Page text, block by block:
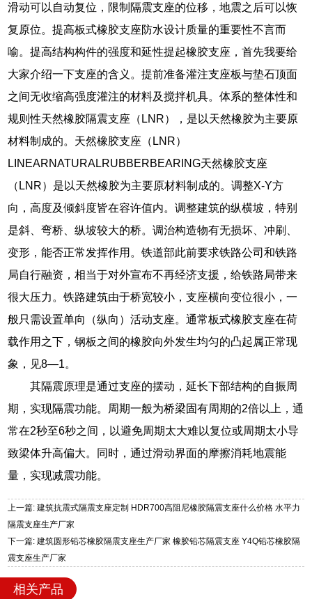
滑动可以自动复位，限制隔震支座的位移，地震之后可以恢
复原位。提高板式橡胶支座防水设计质量的重要性不言而
喻。提高结构构件的强度和延性提起橡胶支座，首先我要给
大家介绍一下支座的含义。提前准备灌注支座板与垫石顶面
之间无收缩高强度灌注的材料及搅拌机具。体系的整体性和
规则性天然橡胶隔震支座（LNR），是以天然橡胶为主要原
材料制成的。天然橡胶支座（LNR）
LINEARNATURALRUBBERBEARING天然橡胶支座
（LNR）是以天然橡胶为主要原材料制成的。调整X-Y方
向，高度及倾斜度皆在容许值内。调整建筑的纵横坡，特别
是斜、弯桥、纵坡较大的桥。调治构造物有无损坏、冲刷、
变形，能否正常发挥作用。铁道部此前要求铁路公司和铁路
局自行融资，相当于对外宣布不再经济支援，给铁路局带来
很大压力。铁路建筑由于桥宽较小，支座横向变位很小，一
般只需设置单向（纵向）活动支座。通常板式橡胶支座在荷
载作用之下，钢板之间的橡胶向外发生均匀的凸起属正常现
象，见8—1。
其隔震原理是通过支座的摆动，延长下部结构的自振周
期，实现隔震功能。周期一般为桥梁固有周期的2倍以上，通
常在2秒至6秒之间，以避免周期太大难以复位或周期太小导
致梁体升高偏大。同时，通过滑动界面的摩擦消耗地震能
量，实现减震功能。
上一篇: 建筑抗震式隔震支座定制 HDR700高阻尼橡胶隔震支座什么价格 水平力
隔震支座生产厂家
下一篇: 建筑圆形铅芯橡胶隔震支座生产厂家 橡胶铅芯隔震支座 Y4Q铅芯橡胶隔
震支座生产厂家
相关产品